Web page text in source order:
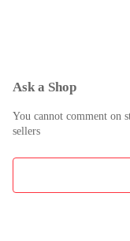
Ask a Shop
You cannot comment on
sellers